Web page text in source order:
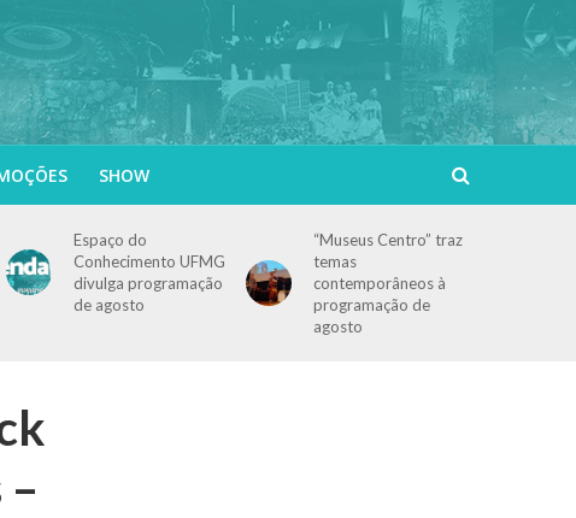
SHOW
Espaço do
Conhecimento UFMG
divulga programação
de agosto
“Museus Centro” traz
temas
contemporâneos à
programação de
agosto